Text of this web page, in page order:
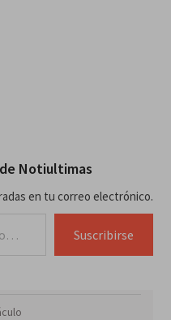
Notiultimas
en tu correo electrónico.
Suscribirse